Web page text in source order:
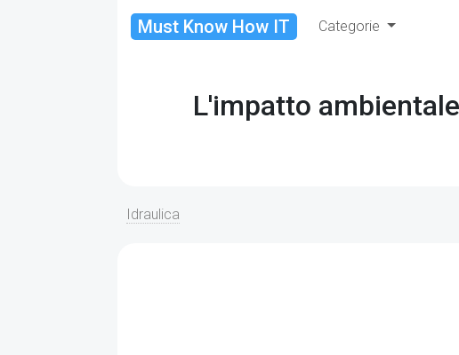
Must Know How IT Categorie
L'impatto
Idraulica